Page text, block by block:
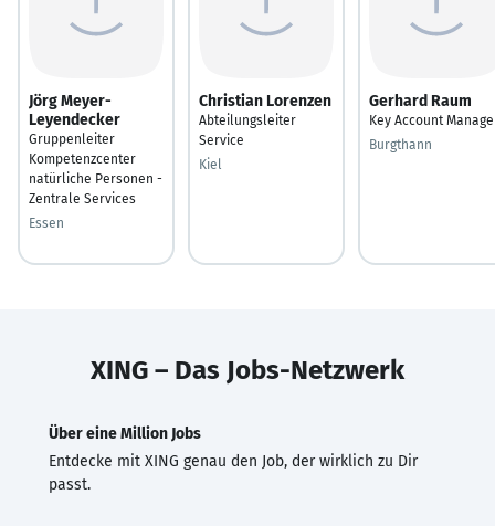
Jörg Meyer-
Leyendecker
Gruppenleiter
Kompetenzcenter
natürliche Personen -
Zentrale Services
Essen
Christian Lorenzen
Abteilungsleiter
Service
Kiel
Gerhard Raum
Key Account
Burgthann
XING – Das Jobs-Netzwerk
Über eine Million Jobs
Entdecke mit XING genau den Job, der wirklich zu Dir
passt.